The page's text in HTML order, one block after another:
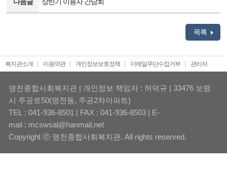
목록
복지관소개 이용약관 개인정보보호정책 이메일무단수집거부 관리자
명천종합사회복지관 | 개인정보 책임자 : 허덕규 | 33476 보령
시 주공로50(명천동, 주공2차아파트)
TEL : 041-936-8501 | FAX : 041-936-8503 | E-
mail : mcswsal@hanmail.net
Copyright ⓒ 명천종합사회복지관. All rights reserved.